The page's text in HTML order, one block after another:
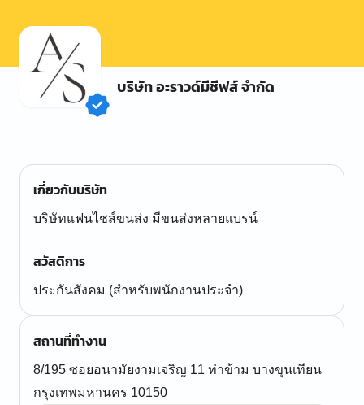
บริษัท อะราวด์มีชีฟส์ จำกัด
เกี่ยวกับบริษัท
บริษัทแฟนไชส์ขนส่ง มีขนส่งหลายแบรน์
สวัสดิการ
ประกันสังคม (สำหรับพนักงานประจำ)
สถานที่ทำงาน
8/195 ซอยอนามัยงามเจริญ 11 ท่าข้าม บางขุนเทียน
กรุงเทพมหานคร 10150